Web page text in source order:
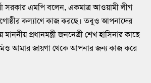
সরকার এমপি বলেন, একমাত্র আওয়ামী লীগ
কল্যাণে কাজ করছে। তবুও আপনাদের
প্রধানমন্ত্রী জননেত্রী শেখ হাসিনার কাছে
আমার জায়গা থেকে আপনার জন্য কাজ করে